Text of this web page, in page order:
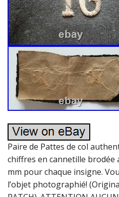
Paire de Pattes de col
chiffres en cannetille brodée
mm pour chaque insigne.
l’objet photographié!